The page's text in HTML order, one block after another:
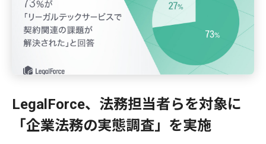
LegalForce、法務担当者らを対象に
「企業法務の実態調査」を実施